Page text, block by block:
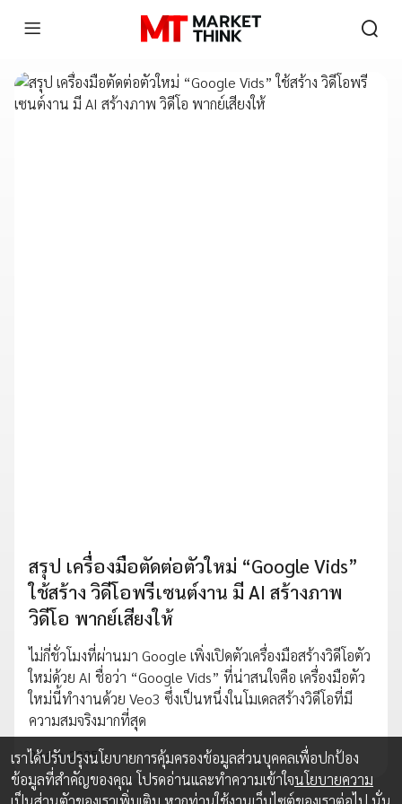
สรุป เครื่องมือตัดต่อตัวใหม่ “Google Vids”
ใช้สร้าง วิดีโอพรีเซนต์งาน มี AI สร้างภาพ
วิดีโอ พากย์เสียงให้
ไม่กี่ชั่วโมงที่ผ่านมา Google เพิ่งเปิดตัวเครื่องมือสร้างวิดีโอตัว
ใหม่ด้วย AI ชื่อว่า “Google Vids” ที่น่าสนใจคือ เครื่องมือตัว
ใหม่นี้ทำงานด้วย Veo3 ซึ่งเป็นหนึ่งในโมเดลสร้างวิดีโอที่มี
ความสมจริงมากที่สุด
28 ส.ค. 2025
เราได้ปรับปรุงนโยบายการคุ้มครองข้อมูลส่วนบุคคลเพื่อปกป้อง
ข้อมูลที่สำคัญของคุณ โปรดอ่านและทำความเข้าใจนโยบายความ